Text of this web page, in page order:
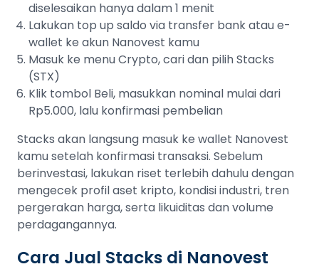
diselesaikan hanya dalam 1 menit
Lakukan top up saldo via transfer bank atau e-
wallet ke akun Nanovest kamu
Masuk ke menu Crypto, cari dan pilih Stacks
(STX)
Klik tombol Beli, masukkan nominal mulai dari
Rp5.000, lalu konfirmasi pembelian
Stacks akan langsung masuk ke wallet Nanovest
kamu setelah konfirmasi transaksi. Sebelum
berinvestasi, lakukan riset terlebih dahulu dengan
mengecek profil aset kripto, kondisi industri, tren
pergerakan harga, serta likuiditas dan volume
perdagangannya.
Cara Jual Stacks di Nanovest